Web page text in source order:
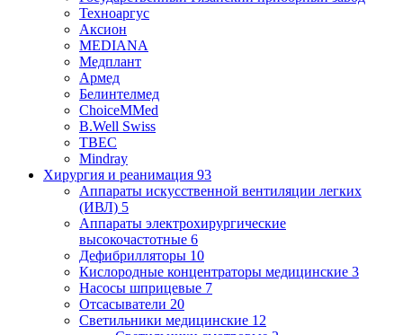
Техноаргус
Аксион
MEDIANA
Медплант
Армед
Белинтелмед
ChoiceMMed
B.Well Swiss
ТВЕС
Mindray
Хирургия и реанимация 93
Аппараты искусственной вентиляции легких
(ИВЛ) 5
Аппараты электрохирургические
высокочастотные 6
Дефибрилляторы 10
Кислородные концентраторы медицинские 3
Насосы шприцевые 7
Отсасыватели 20
Светильники медицинские 12